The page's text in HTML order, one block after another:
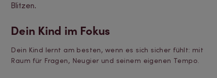
Dein Kind im Fokus
Dein Kind lernt am besten, wenn es sich sicher fühlt: mit
Raum für Fragen, Neugier und seinem eigenen Tempo.